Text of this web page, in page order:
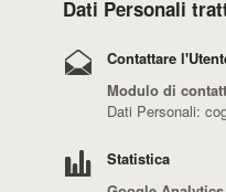
Dati Personali
Contattare
Modulo di
Dati Personali:
Statistica